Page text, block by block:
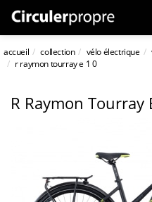
accueil collection vélo électrique
r raymon tourray e 1 0
R Raymon Tourray